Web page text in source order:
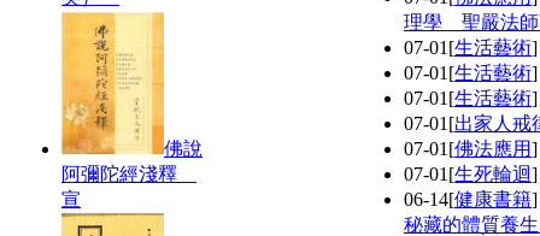
佛說
阿彌陀經淺釋
宣
理學 聖嚴法
07-01 [生活藝術
07-01 [生活藝術
07-01 [生活藝術
07-01 [出家人戒
07-01 [佛法應用
07-01 [生死輪迴
06-14[健康書籍
秘藏的體質養